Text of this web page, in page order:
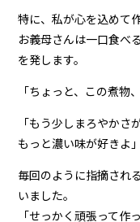
特に、私が心を込めて
お義母さんは一口食べ
を発します。
「ちょっと、この煮物
「もう少しまろやか
もっと濃い味が好きよ」
毎回のように指摘され
いました。
「せっかく頑張って